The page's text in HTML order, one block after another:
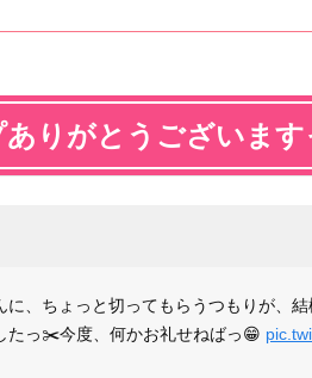
りがとうございます
に、ちょっと切ってもらうつもりが、
たっ✂️今度、何かお礼せねばっ😁